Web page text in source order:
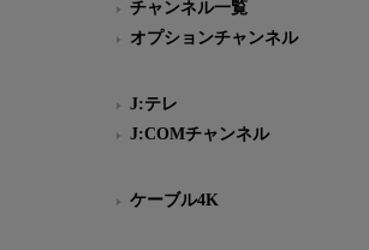
チャンネル一覧
オプションチャンネル
J:テレ
J:COMチャンネル
ケーブル4K